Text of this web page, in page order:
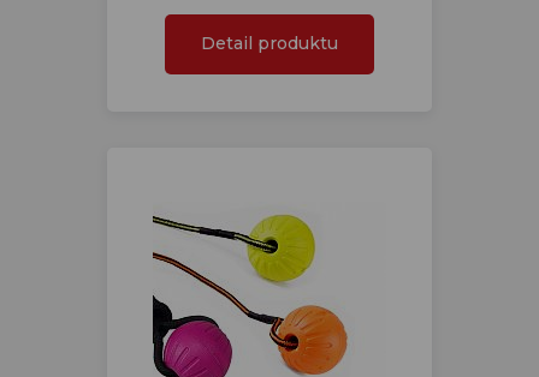
Detail produktu